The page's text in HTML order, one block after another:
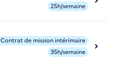
25h/semaine
Contrat de mission intérimaire
35h/semaine